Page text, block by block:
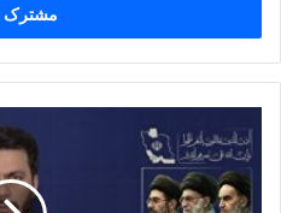
وارد
کنید
جنگ
به‌سرعت
درحال